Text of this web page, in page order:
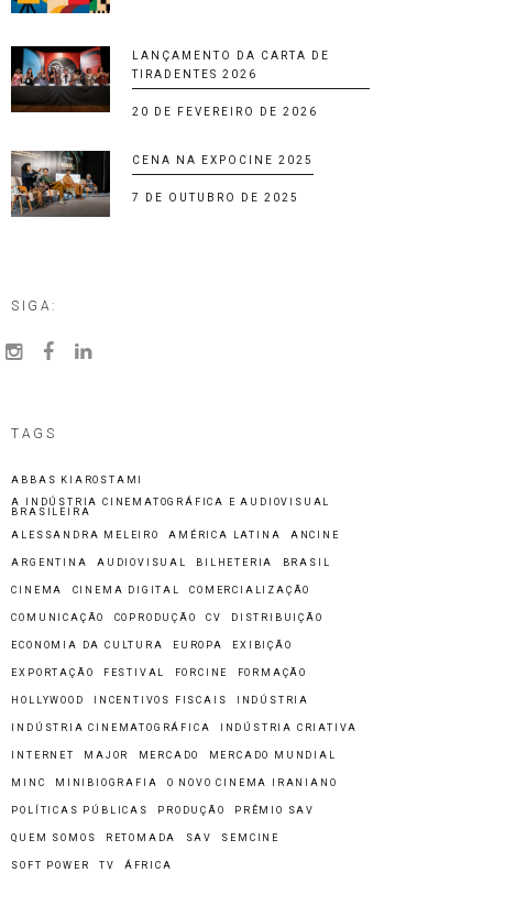
LANÇAMENTO DA CARTA DE
TIRADENTES 2026
20 DE FEVEREIRO DE 2026
CENA NA EXPOCINE 2025
7 DE OUTUBRO DE 2025
SIGA:
TAGS
ABBAS KIAROSTAMI
A INDÚSTRIA CINEMATOGRÁFICA E AUDIOVISUAL
BRASILEIRA
ALESSANDRA MELEIRO AMÉRICA LATINA ANCINE
ARGENTINA AUDIOVISUAL BILHETERIA BRASIL
CINEMA CINEMA DIGITAL COMERCIALIZAÇÃO
COMUNICAÇÃO COPRODUÇÃO CV DISTRIBUIÇÃO
ECONOMIA DA CULTURA EUROPA EXIBIÇÃO
EXPORTAÇÃO FESTIVAL FORCINE FORMAÇÃO
HOLLYWOOD INCENTIVOS FISCAIS INDÚSTRIA
INDÚSTRIA CINEMATOGRÁFICA INDÚSTRIA CRIATIVA
INTERNET MAJOR MERCADO MERCADO MUNDIAL
MINC MINIBIOGRAFIA O NOVO CINEMA IRANIANO
POLÍTICAS PÚBLICAS PRODUÇÃO PRÊMIO SAV
QUEM SOMOS RETOMADA SAV SEMCINE
SOFT POWER TV ÁFRICA